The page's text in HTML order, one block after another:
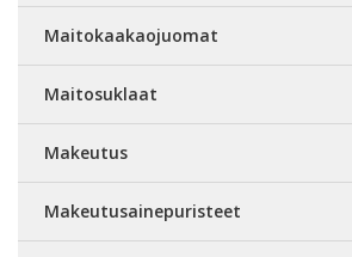
Maitokaakaojuomat
Maitosuklaat
Makeutus
Makeutusainepuristeet